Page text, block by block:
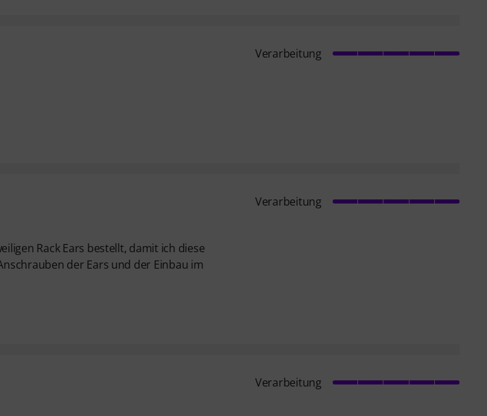
Verarbeitung
Rack Ears bestellt, damit ich diese
der Ears und der Einbau im
Verarbeitung
Verarbeitung